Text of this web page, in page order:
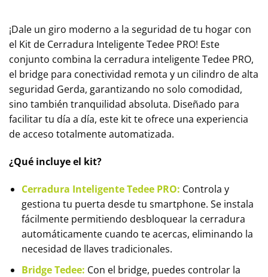
¡Dale un giro moderno a la seguridad de tu hogar con
el Kit de Cerradura Inteligente Tedee PRO! Este
conjunto combina la cerradura inteligente Tedee PRO,
el bridge para conectividad remota y un cilindro de alta
seguridad Gerda, garantizando no solo comodidad,
sino también tranquilidad absoluta. Diseñado para
facilitar tu día a día, este kit te ofrece una experiencia
de acceso totalmente automatizada.
¿Qué incluye el kit?
Cerradura Inteligente Tedee PRO: Controla y
gestiona tu puerta desde tu smartphone. Se instala
fácilmente permitiendo desbloquear la cerradura
automáticamente cuando te acercas, eliminando la
necesidad de llaves tradicionales.
Bridge Tedee: Con el bridge, puedes controlar la